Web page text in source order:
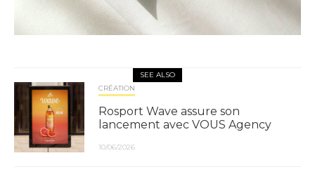
SEE ALSO
CRÉATION
Rosport Wave assure son
lancement avec VOUS Agency
10/06/2026